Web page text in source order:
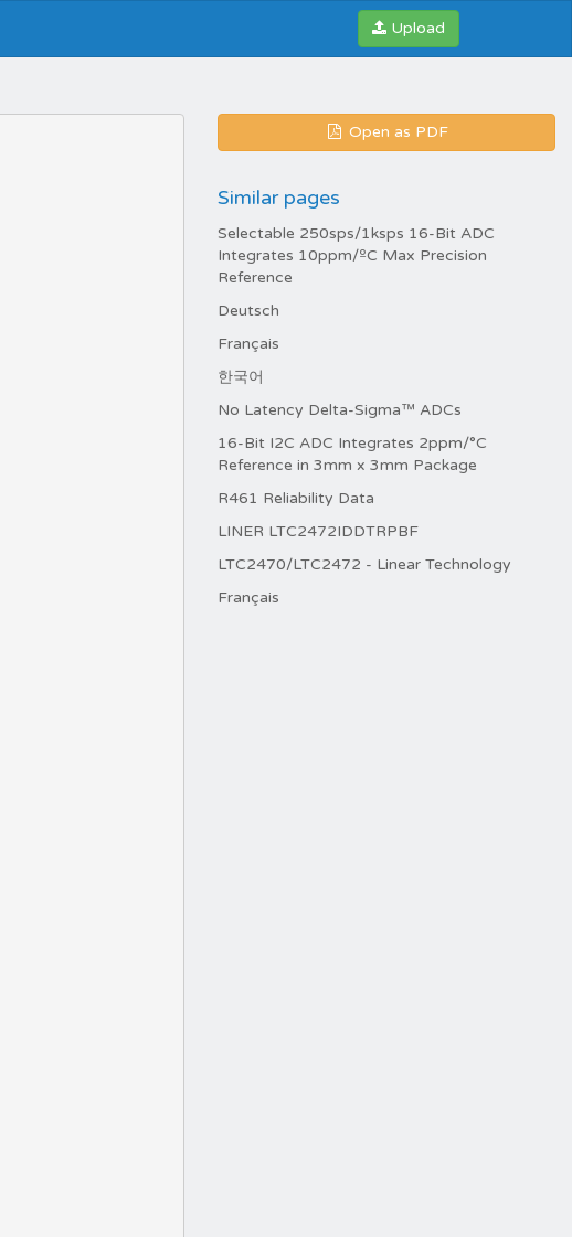
Upload
Open as PDF
Similar pages
Selectable 250sps/1ksps 16-Bit ADC
Integrates 10ppm/ºC Max Precision
Reference
Deutsch
Français
한국어
No Latency Delta-Sigma™ ADCs
16-Bit I2C ADC Integrates 2ppm/°C
Reference in 3mm x 3mm Package
R461 Reliability Data
LINER LTC2472IDDTRPBF
LTC2470/LTC2472 - Linear Technology
Français